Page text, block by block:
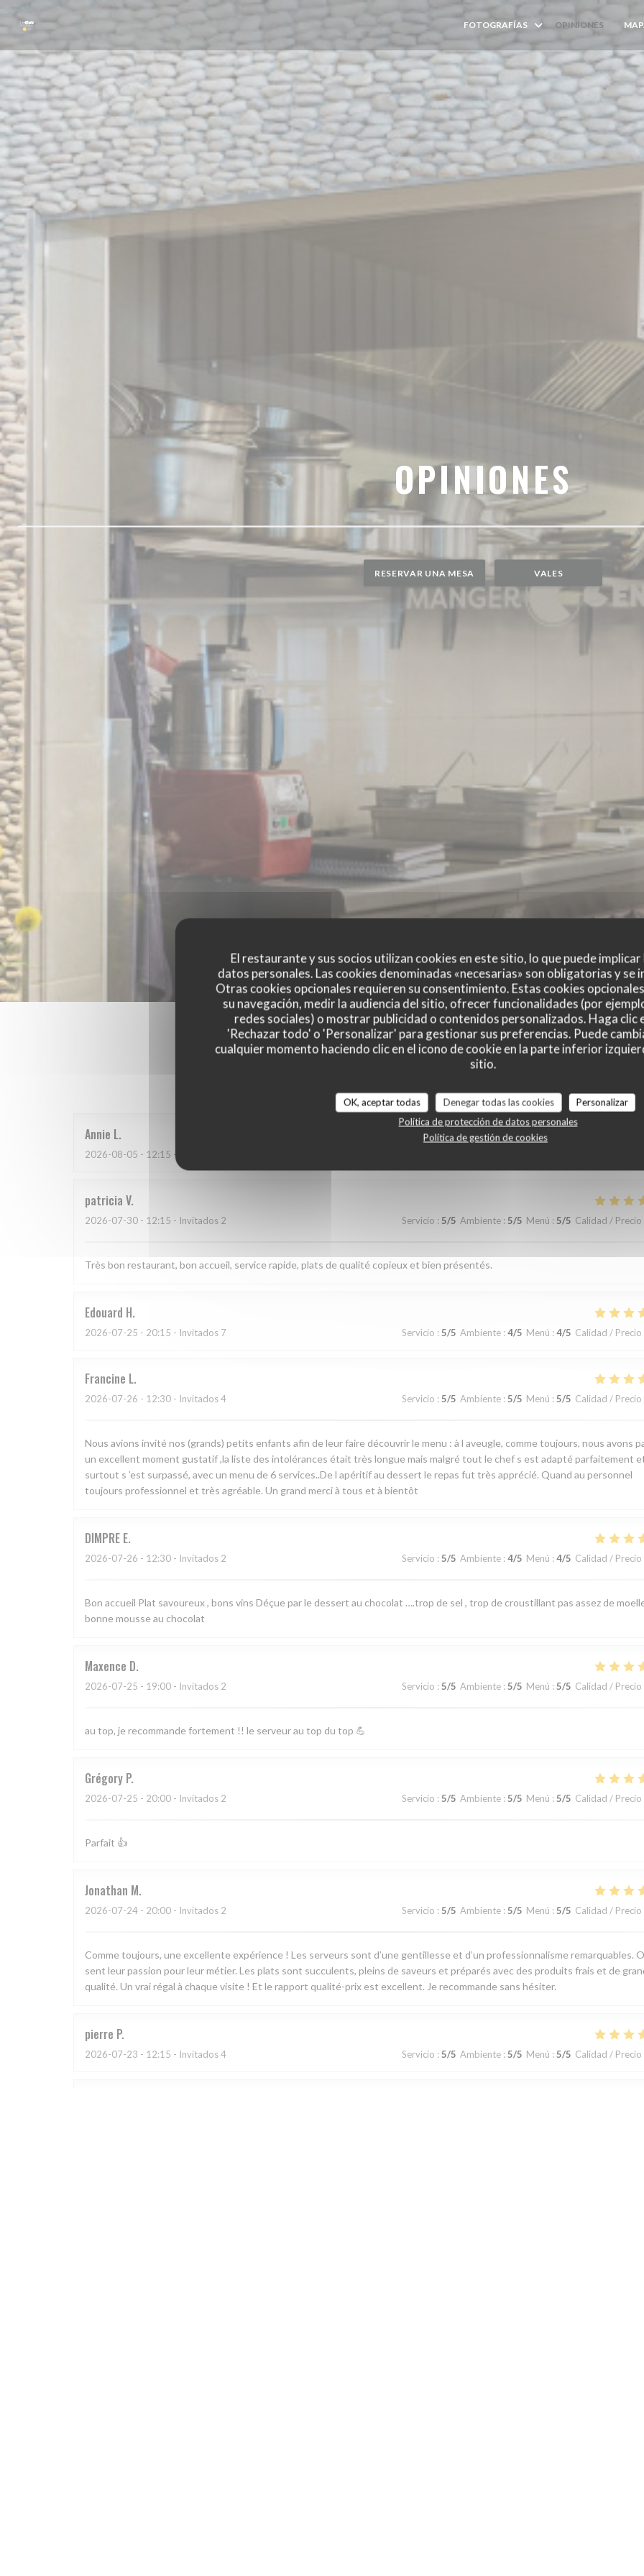
Personalización de sus opciones de cookies
El restaurante y sus socios utilizan cookies en este sitio, lo que puede
datos personales. Las cookies denominadas «necesarias» son obligatorias y se
Otras cookies opcionales requieren su consentimiento. Estas cookies
su navegación, medir la audiencia del sitio, ofrecer funcionalidades (por
redes sociales) o mostrar publicidad o contenidos personalizados. Haga clic
'Rechazar todo' o 'Personalizar' para gestionar sus preferencias. Puede
cualquier momento haciendo clic en el icono de cookie en la parte inferior
sitio.
OK, aceptar todas Denegar todas las cookies
Personalizar
Política de protección de datos personales
Política de gestión de cookies
FOTOGRAFÍAS OPINIONES
OPINIONES
RESERVAR UNA MESA VALES
Las opiniones de nuestros clientes
Annie L
2026-08-05 - 12:15 - Invitados 2
patricia V
2026-07-30 - 12:15 - Invitados 2 Servicio : 5/5 Ambiente : 5/5 Menú : 5/5 Calidad / Precio
Très bon restaurant, bon accueil, service rapide, plats de qualité copieux et bien présentés.
Edouard H
2026-07-25 - 20:15 - Invitados 7 Servicio : 5/5 Ambiente : 4/5 Menú : 4/5 Calidad / Precio
Francine L
2026-07-26 - 12:30 - Invitados 4 Servicio : 5/5 Ambiente : 5/5 Menú : 5/5 Calidad / Precio
Nous avions invité nos (grands) petits enfants afin de leur faire découvrir le menu : à l aveugle, comme toujours, nous avons
un excellent moment gustatif ,la liste des intolérances était très longue mais malgré tout le chef s est adapté parfaitement
surtout s ’est surpassé, avec un menu de 6 services..De l apéritif au dessert le repas fut très apprécié. Quand au personnel
toujours professionnel et très agréable. Un grand merci à tous et à bientôt
DIMPRE E
2026-07-26 - 12:30 - Invitados 2 Servicio : 5/5 Ambiente : 4/5 Menú : 4/5 Calidad / Precio
Bon accueil Plat savoureux , bons vins Déçue par le dessert au chocolat ….trop de sel , trop de croustillant pas assez de
bonne mousse au chocolat
Maxence D
2026-07-25 - 19:00 - Invitados 2 Servicio : 5/5 Ambiente : 5/5 Menú : 5/5 Calidad / Precio
au top, je recommande fortement !! le serveur au top du top 💪
Grégory P
2026-07-25 - 20:00 - Invitados 2 Servicio : 5/5 Ambiente : 5/5 Menú : 5/5 Calidad / Precio
Parfait 👍
Jonathan M
2026-07-24 - 20:00 - Invitados 2 Servicio : 5/5 Ambiente : 5/5 Menú : 5/5 Calidad / Precio
Comme toujours, une excellente expérience ! Les serveurs sont d’une gentillesse et d’un professionnalisme remarquables.
sent leur passion pour leur métier. Les plats sont succulents, pleins de saveurs et préparés avec des produits frais et de
qualité. Un vrai régal à chaque visite ! Et le rapport qualité-prix est excellent. Je recommande sans hésiter.
pierre P
2026-07-23 - 12:15 - Invitados 4 Servicio : 5/5 Ambiente : 5/5 Menú : 5/5 Calidad / Precio